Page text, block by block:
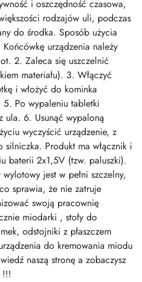
i oszczędność czasowa,
rodzajów uli, podczas
do środka. Sposób użycia
urządzenia należy
2. Zaleca się uszczelnić
materiału). 3. Włączyć
i włożyć do kominka
Po wypaleniu tabletki
ula. 6. Usunąć wypaloną
wyczyścić urządzenie, z
silniczka. Produkt ma włącznik i
baterii 2x1,5V (tzw. paluszki).
jest w pełni szczelny,
sprawia, że nie zatruje
swoją pracownię
miodarki , stoły do
odstojniki z płaszczem
do kremowania miodu
naszą stronę a zobaczysz
!!!